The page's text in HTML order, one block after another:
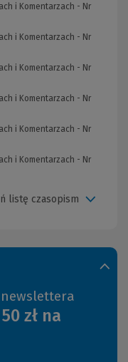
zł na
i Komentarzach - Nr
i Komentarzach - Nr
i Komentarzach - Nr
i Komentarzach - Nr
i Komentarzach - Nr
i Komentarzach - Nr
listę czasopism